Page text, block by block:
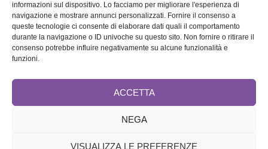
informazioni sul dispositivo. Lo facciamo per migliorare l'esperienza di
navigazione e mostrare annunci personalizzati. Fornire il consenso a
queste tecnologie ci consente di elaborare dati quali il comportamento
durante la navigazione o ID univoche su questo sito. Non fornire o ritirare il
consenso potrebbe influire negativamente su alcune funzionalità e
funzioni.
ACCETTA
NEGA
VISUALIZZA LE PREFERENZE
SEGUICI SU
ISCRIVITI ALLA NEWSLETTER